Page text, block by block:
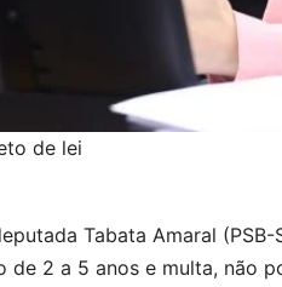
de lei
Tabata Amaral
de 2 a 5 anos e multa, não